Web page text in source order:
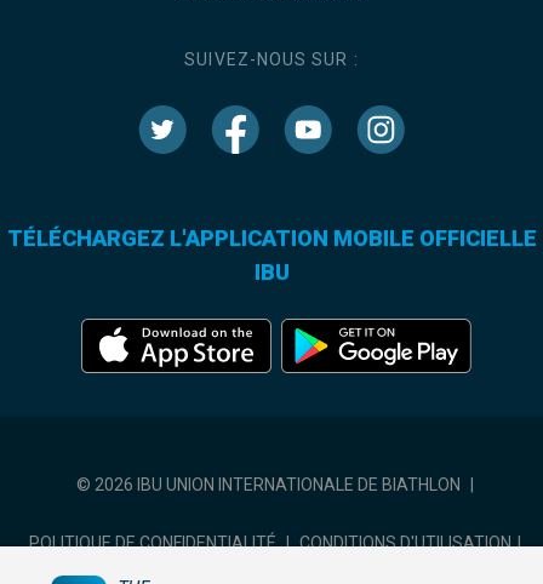
SUIVEZ-NOUS SUR :
TÉLÉCHARGEZ L'APPLICATION MOBILE OFFICIELLE
IBU
© 2026 IBU UNION INTERNATIONALE DE BIATHLON |
POLITIQUE DE CONFIDENTIALITÉ | CONDITIONS D'UTILISATION |